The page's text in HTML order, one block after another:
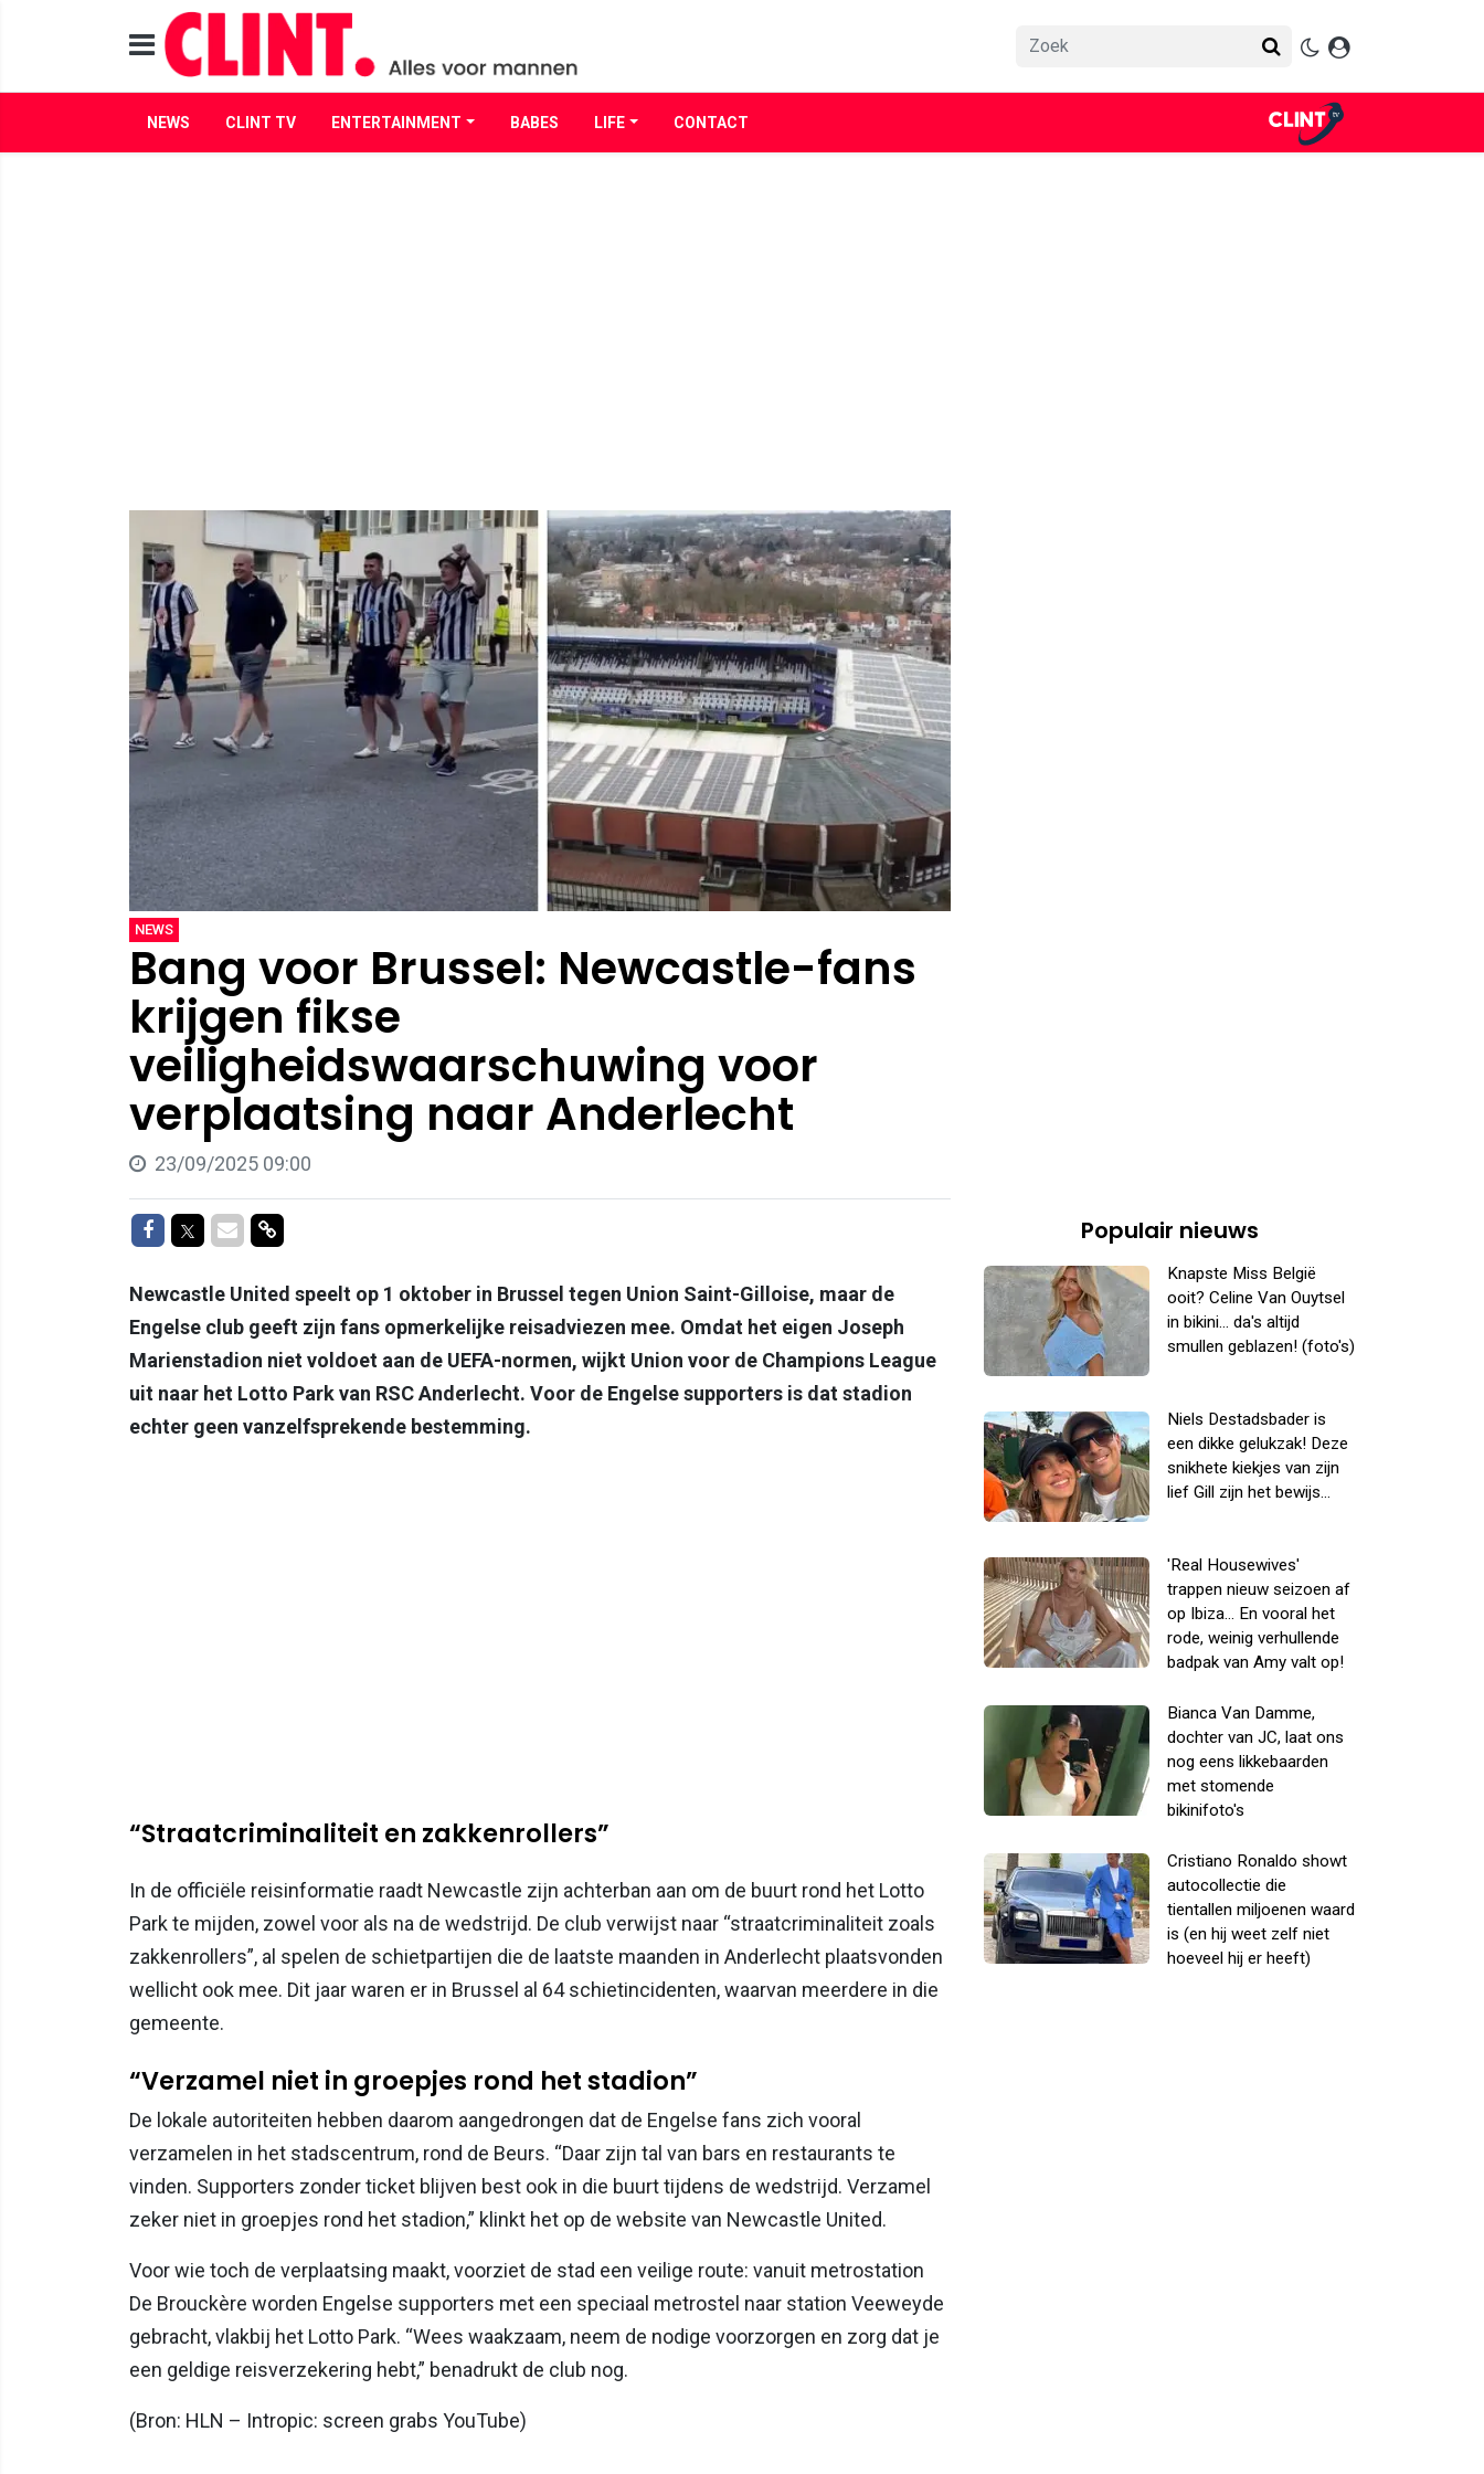
NEWS CLINT TV ENTERTAINMENT BABES LIFE CONTACT
NEWS
Bang voor Brussel: Newcastle-fans
krijgen fikse
veiligheidswaarschuwing voor
verplaatsing naar Anderlecht
23/09/2025 09:00
Delen op Facebook
Delen op Twitter
Delen via Mail
Delen via link
Newcastle United speelt op 1 oktober in Brussel tegen Union Saint-Gilloise, maar de
Engelse club geeft zijn fans opmerkelijke reisadviezen mee. Omdat het eigen Joseph
Marienstadion niet voldoet aan de UEFA-normen, wijkt Union voor de Champions League
uit naar het Lotto Park van RSC Anderlecht. Voor de Engelse supporters is dat stadion
echter geen vanzelfsprekende bestemming.
“Straatcriminaliteit en zakkenrollers”
In de officiële reisinformatie raadt Newcastle zijn achterban aan om de buurt rond het Lotto
Park te mijden, zowel voor als na de wedstrijd. De club verwijst naar “straatcriminaliteit zoals
zakkenrollers”, al spelen de schietpartijen die de laatste maanden in Anderlecht plaatsvonden
wellicht ook mee. Dit jaar waren er in Brussel al 64 schietincidenten, waarvan meerdere in die
gemeente.
“Verzamel niet in groepjes rond het stadion”
De lokale autoriteiten hebben daarom aangedrongen dat de Engelse fans zich vooral
verzamelen in het stadscentrum, rond de Beurs. “Daar zijn tal van bars en restaurants te
vinden. Supporters zonder ticket blijven best ook in die buurt tijdens de wedstrijd. Verzamel
zeker niet in groepjes rond het stadion,” klinkt het op de website van Newcastle United.
Voor wie toch de verplaatsing maakt, voorziet de stad een veilige route: vanuit metrostation
De Brouckère worden Engelse supporters met een speciaal metrostel naar station Veeweyde
gebracht, vlakbij het Lotto Park. “Wees waakzaam, neem de nodige voorzorgen en zorg dat je
een geldige reisverzekering hebt,” benadrukt de club nog.
(Bron: HLN – Intropic: screen grabs YouTube)
Populair nieuws
Knapste Miss België
ooit? Celine Van Ouytsel
in bikini... da's altijd
smullen geblazen! (foto's)
Niels Destadsbader is
een dikke gelukzak! Deze
snikhete kiekjes van zijn
lief Gill zijn het bewijs...
'Real Housewives'
trappen nieuw seizoen af
op Ibiza... En vooral het
rode, weinig verhullende
badpak van Amy valt op!
Bianca Van Damme,
dochter van JC, laat ons
nog eens likkebaarden
met stomende
bikinifoto's
Cristiano Ronaldo showt
autocollectie die
tientallen miljoenen waard
is (en hij weet zelf niet
hoeveel hij er heeft)